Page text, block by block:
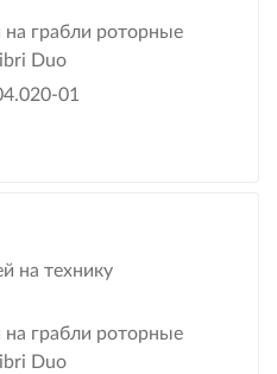
на грабли роторные
Duo
01
на технику
на грабли роторные
Duo